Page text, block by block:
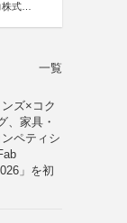
式会
一覧
ンズ×コク
、家具・
ペティシ
」を初